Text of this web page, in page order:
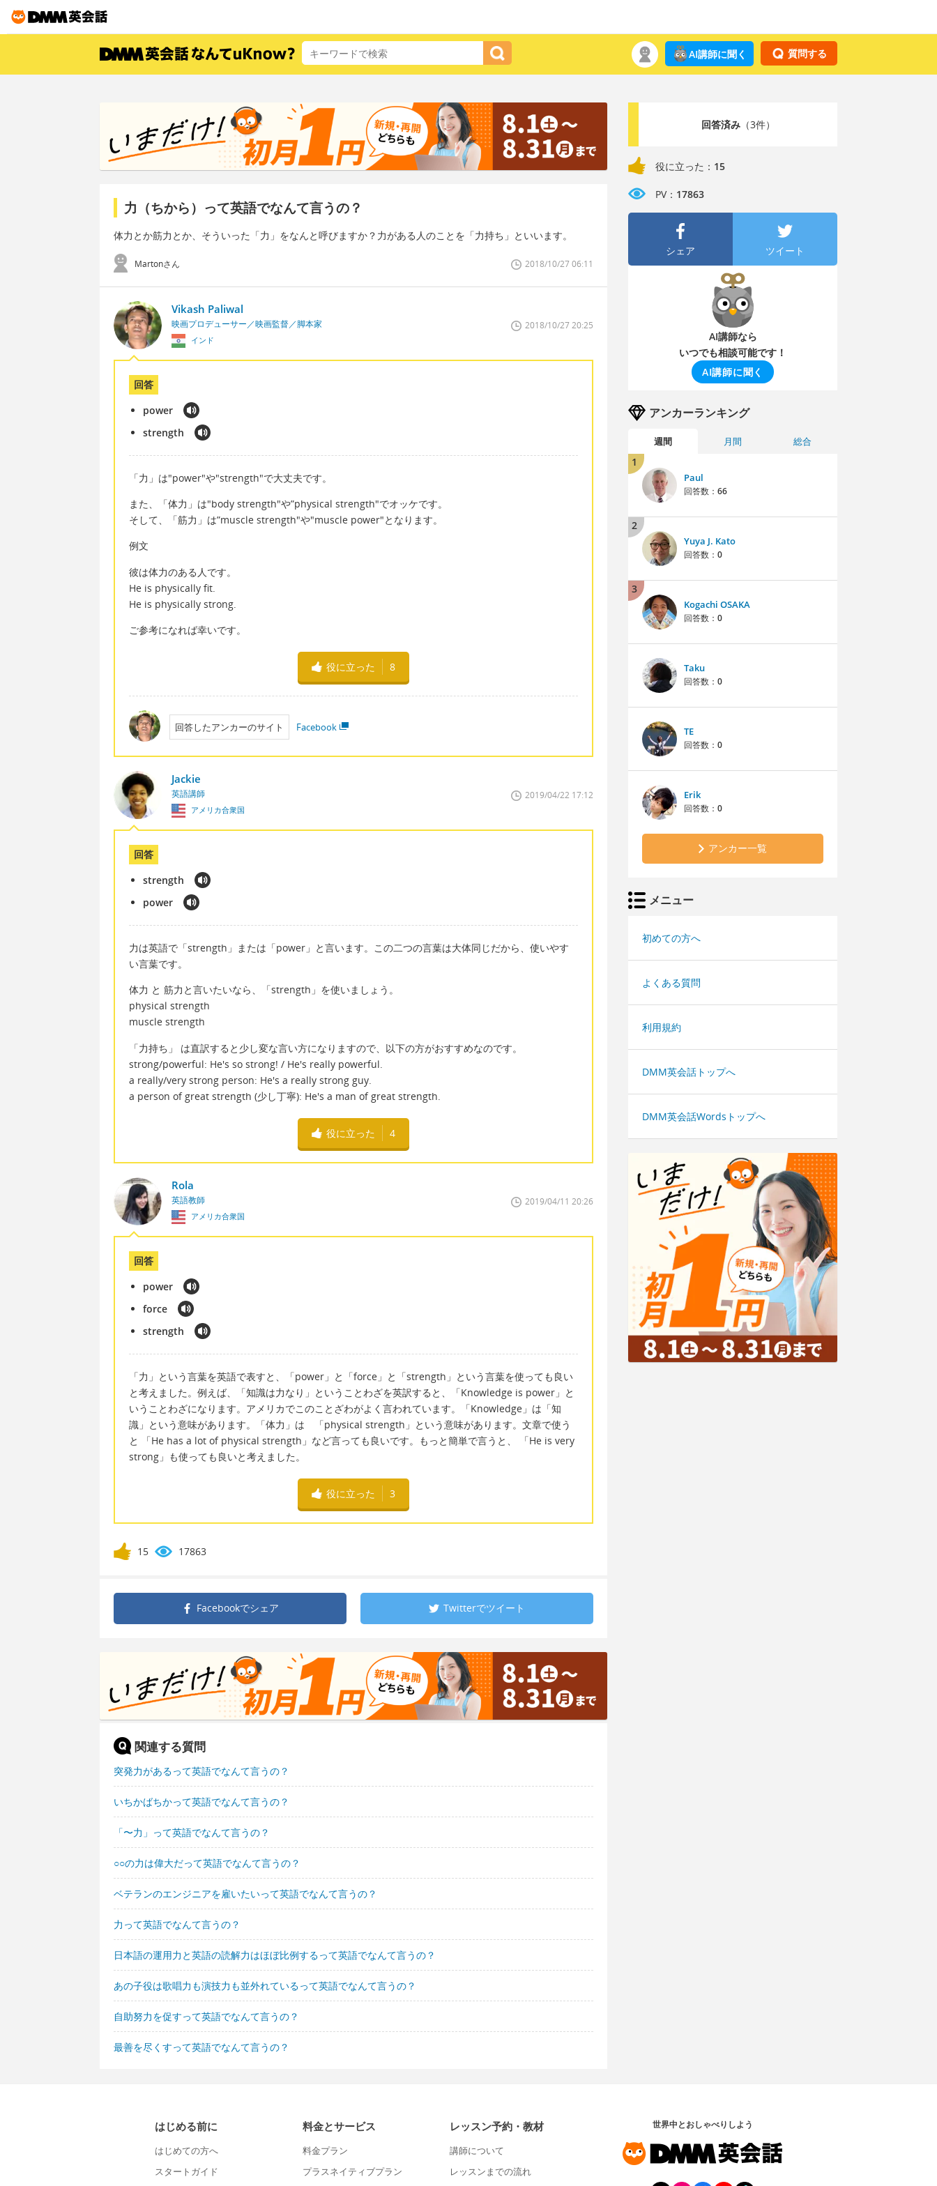
質問する
AI講師に聞く
力（ちから）って英語でなんて言うの？
体力とか筋力とか、そういった「力」をなんと呼びますか？力がある人のことを「力持ち」といいます。
Martonさん 2018/10/27 06:11
Vikash Paliwal
映画プロデューサー／映画監督／脚本家
インド
2018/10/27 20:25
回答
power
strength
「力」は"power"や"strength"で大丈夫です。
また、「体力」は"body strength"や”physical strength"でオッケです。
そして、「筋力」は”muscle strength"や"muscle power"となります。
例文
彼は体力のある人です。
He is physically fit.
He is physically strong.
ご参考になれば幸いです。
役に立った 8
回答したアンカーのサイト Facebook
Jackie
英語講師
アメリカ合衆国
2019/04/22 17:12
回答
strength
power
力は英語で「strength」または「power」と言います。この二つの言葉は大体同じだから、使いやす
い言葉です。
体力 と 筋力と言いたいなら、「strength」を使いましょう。
physical strength
muscle strength
「力持ち」 は直訳すると少し変な言い方になりますので、以下の方がおすすめなのです。
strong/powerful: He's so strong! / He's really powerful.
a really/very strong person: He's a really strong guy.
a person of great strength (少し丁寧): He's a man of great strength.
役に立った 4
Rola
英語教師
アメリカ合衆国
2019/04/11 20:26
回答
power
force
strength
「力」という言葉を英語で表すと、「power」と「force」と「strength」という言葉を使っても良い
と考えました。例えば、「知識は力なり」ということわざを英訳すると、「Knowledge is power」と
いうことわざになります。アメリカでこのことざわがよく言われています。「Knowledge」は「知
識」という意味があります。「体力」は 「physical strength」という意味があります。文章で使う
と 「He has a lot of physical strength」など言っても良いです。もっと簡単で言うと、 「He is very
strong」も使っても良いと考えました。
役に立った 3
15 17863
Facebookでシェア Twitterでツイート
関連する質問
突発力があるって英語でなんて言うの？
いちかばちかって英語でなんて言うの？
「〜力」って英語でなんて言うの？
○○の力は偉大だって英語でなんて言うの？
ベテランのエンジニアを雇いたいって英語でなんて言うの？
力って英語でなんて言うの？
日本語の運用力と英語の読解力はほぼ比例するって英語でなんて言うの？
あの子役は歌唱力も演技力も並外れているって英語でなんて言うの？
自助努力を促すって英語でなんて言うの？
最善を尽くすって英語でなんて言うの？
回答済み（3件）
役に立った： 15
PV： 17863
シェア ツイート
AI講師なら
いつでも相談可能です！
AI講師に聞く
アンカーランキング
週間 月間 総合
1
Paul
回答数： 66
2
Yuya J. Kato
回答数： 0
3
Kogachi OSAKA
回答数： 0
Taku
回答数： 0
TE
回答数： 0
Erik
回答数： 0
アンカー一覧
メニュー
初めての方へ
よくある質問
利用規約
DMM英会話トップへ
DMM英会話Wordsトップへ
はじめる前に
はじめての方へ
スタートガイド
料金とサービス
料金プラン
プラスネイティブプラン
レッスン予約・教材
講師について
レッスンまでの流れ
世界中とおしゃべりしよう